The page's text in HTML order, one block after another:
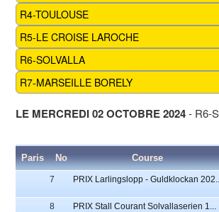
R4-TOULOUSE
R5-LE CROISE LAROCHE
R6-SOLVALLA
R7-MARSEILLE BORELY
LE MERCREDI 02 OCTOBRE 2024- R6-
Paris No Course
7 PRIX Larlingslopp - Guldklockan
8 PRIX Stall Courant Solvallaserien 1...